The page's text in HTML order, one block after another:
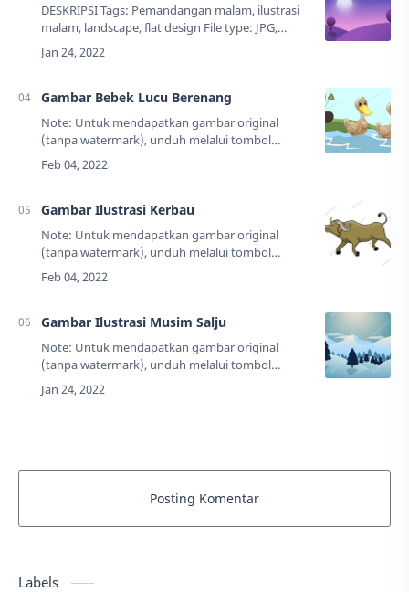
DESKRIPSI Tags: Pemandangan malam, ilustrasi
malam, landscape, flat design File type: JPG,
PNG,Ukuran: 72 KB (jpg), 729 KB (png)
Resolusi: 4000 x 2250 pxCre…
Gambar Bebek Lucu Berenang
Note: Untuk mendapatkan gambar original
(tanpa watermark), unduh melalui tombol
"Download" yang ada di bawah. DESKRIPSI
Tags: Bebek lucu, bebek berenang, kartun, ilust…
Gambar Ilustrasi Kerbau
Note: Untuk mendapatkan gambar original
(tanpa watermark), unduh melalui tombol
"Download" yang ada di bawah. DESKRIPSI
Tags: Hewan, kerbau, kartun, illustrasi, flat …
Gambar Ilustrasi Musim Salju
Note: Untuk mendapatkan gambar original
(tanpa watermark), unduh melalui tombol
"Download" yang ada di bawah. DESKRIPSI
Tags: Pemandangan gunung, illustrasi, salju…
Posting Komentar
Labels